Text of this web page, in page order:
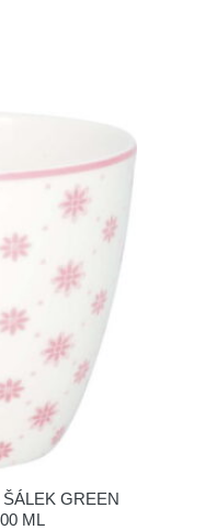
GREEN
ML